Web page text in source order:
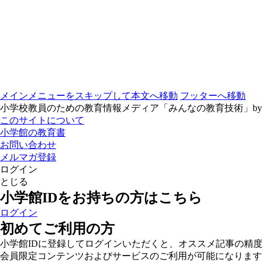
メインメニューをスキップして本文へ移動 フッターへ移動
小学校教員のための教育情報メディア「みんなの教育技術」
このサイトについて
小学館の教育書
お問い合わせ
メルマガ登録
ログイン
とじる
小学館IDをお持ちの方はこちら
ログイン
初めてご利用の方
小学館IDに登録してログインいただくと、オススメ記事の精
会員限定コンテンツおよびサービスのご利用が可能になりま